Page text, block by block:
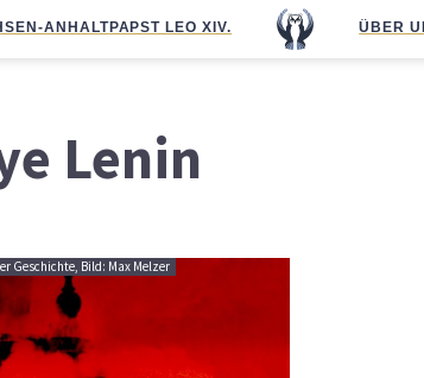
ANHALTPAPST LEO XIV. ÜBER
Lenin
Geschichte, Bild: Max Melzer